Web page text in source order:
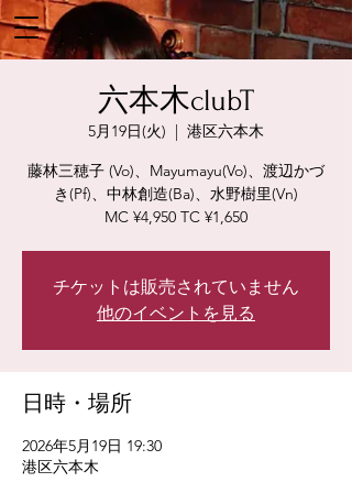
六本木clubT
5月19日(火)
  |
港区六本木
藤林三穂子 (Vo)、Mayumayu(Vo)、渡辺かづ
き(Pf)、中林創造(Ba)、水野樹里(Vn)
MC ¥4,950 TC ¥1,650
チケットは販売されていません
他のイベントを見る
日時・場所
2026年5月19日 19:30
港区六本木